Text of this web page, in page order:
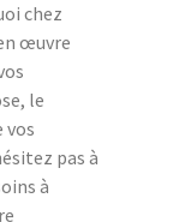
chez
œuvre
le
vos
pas à
à